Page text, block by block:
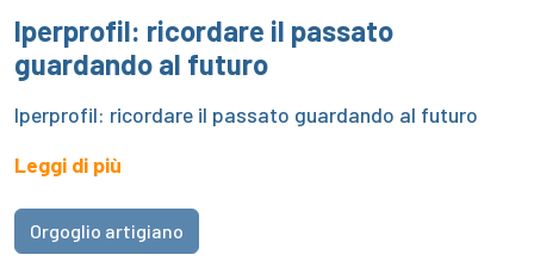
Iperprofil: ricordare il passato
guardando al futuro
Iperprofil: ricordare il passato guardando al futuro
Leggi di più
Orgoglio artigiano